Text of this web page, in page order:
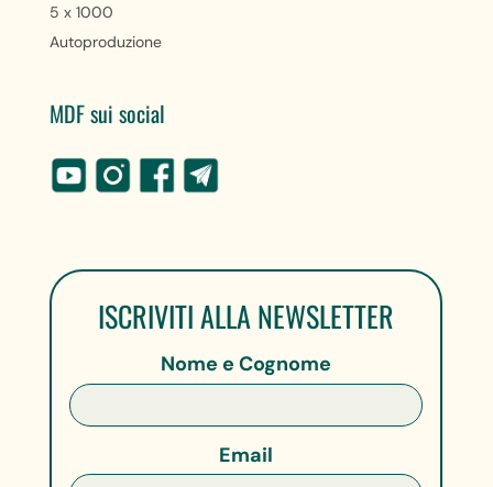
5 x 1000
Autoproduzione
MDF sui social
ISCRIVITI ALLA NEWSLETTER
Nome e Cognome
Email